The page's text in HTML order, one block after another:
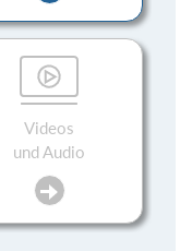
Videos
und Audio